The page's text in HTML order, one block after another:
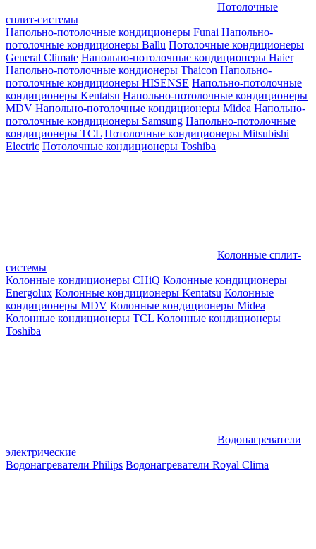
Потолочные
сплит-системы
Напольно-потолочные кондиционеры Funai Напольно-
потолочные кондиционеры Ballu Потолочные кондиционеры
General Climate Напольно-потолочные кондиционеры Haier
Напольно-потолочные кондионеры Thaicon Напольно-
потолочные кондиционеры HISENSE Напольно-потолочные
кондиционеры Kentatsu Напольно-потолочные кондиционеры
MDV Напольно-потолочные кондиционеры Midea Напольно-
потолочные кондиционеры Samsung Напольно-потолочные
кондиционеры TCL Потолочные кондиционеры Mitsubishi
Electric Потолочные кондиционеры Toshiba
Колонные сплит-
системы
Колонные кондиционеры CHiQ Колонные кондиционеры
Energolux Колонные кондиционеры Kentatsu Колонные
кондиционеры MDV Колонные кондиционеры Midea
Колонные кондиционеры TCL Колонные кондиционеры
Toshiba
Водонагреватели
электрические
Водонагреватели Philips Водонагреватели Royal Clima